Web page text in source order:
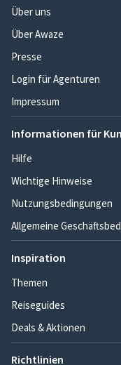
Über uns
Über Awaze
Presse
Login für Agenturen
Impressum
Informationen für
Hilfe
Wichtige Hinweise
Nutzungsbedingungen
Allgemeine
Inspiration
Themen
Reiseguides
Deals & Aktionen
Richtlinien